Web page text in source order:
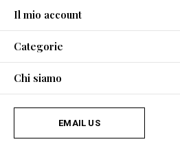
Il mio account
Categorie
Chi siamo
EMAIL US